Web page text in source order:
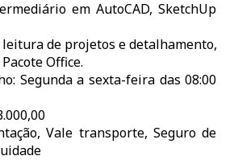
em AutoCAD, SketchUp
de projetos e detalhamento,
Office.
Segunda a sexta-feira das 08:00
Vale transporte, Seguro de